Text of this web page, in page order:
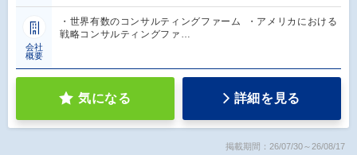
会社
概要
・世界有数のコンサルティングファーム ・アメリカにおける
戦略コンサルティングファ…
気になる 詳細を見る
掲載期間：26/07/30～26/08/17